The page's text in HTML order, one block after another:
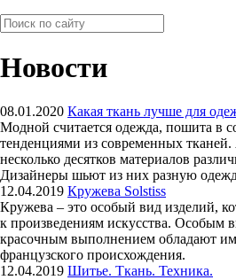
Новости
08.01.2020 Какая ткань лучше для
Модной считается одежда, пошита в
тенденциями из современных
несколько десятков материалов
Дизайнеры шьют из них разную
12.04.2019 Кружева Solstiss
Кружева – это особый вид изделий,
к произведениям искусства. Особым
красочным выполнением обладают
французского происхождения.
12.04.2019 Шитье. Ткань. Техника.